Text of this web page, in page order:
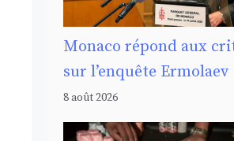
Monaco répond aux
sur l’enquête Ermolaev
8 août 2026